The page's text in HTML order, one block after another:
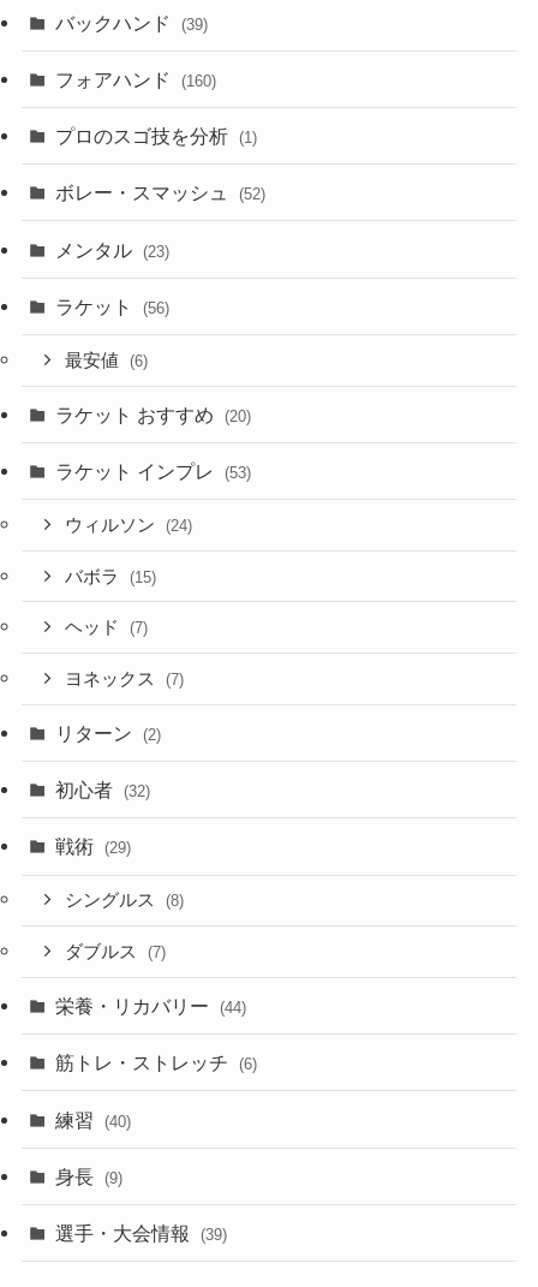
バックハンド (39)
フォアハンド (160)
プロのスゴ技を分析 (1)
ボレー・スマッシュ (52)
メンタル (23)
ラケット (56)
最安値 (6)
ラケット おすすめ (20)
ラケット インプレ (53)
ウィルソン (24)
バボラ (15)
ヘッド (7)
ヨネックス (7)
リターン (2)
初心者 (32)
戦術 (29)
シングルス (8)
ダブルス (7)
栄養・リカバリー (44)
筋トレ・ストレッチ (6)
練習 (40)
身長 (9)
選手・大会情報 (39)